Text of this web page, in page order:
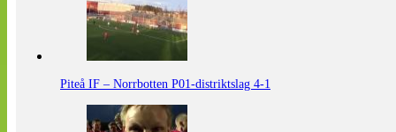
Piteå IF – Norrbotten P01-distriktslag 4-1